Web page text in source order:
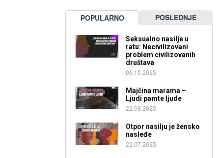
POPULARNO POSLEDNJE
Seksualno nasilje u
ratu: Necivilizovani
problem civilizovanih
društava
06.10.2025
Majčina marama –
Ljudi pamte ljude
22.08.2025
Otpor nasilju je žensko
nasleđe
22.07.2025